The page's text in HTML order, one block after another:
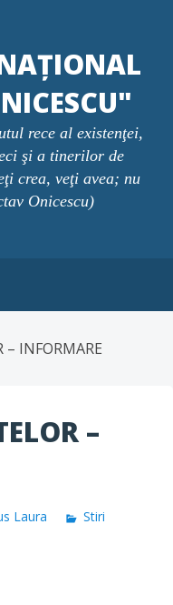
rece al existenţei,
şi a tinerilor de
crea, veţi avea; nu
Onicescu)
– INFORMARE
–
Laura Stiri